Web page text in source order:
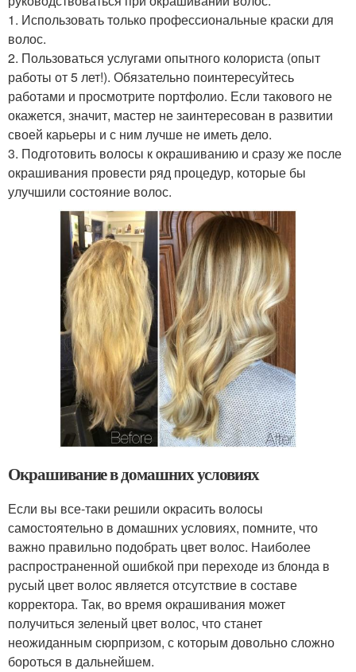
1. Использовать только профессиональные краски для
волос.
2. Пользоваться услугами опытного колориста (опыт
работы от 5 лет!). Обязательно поинтересуйтесь
работами и просмотрите портфолио. Если такового не
окажется, значит, мастер не заинтересован в развитии
своей карьеры и с ним лучше не иметь дело.
3. Подготовить волосы к окрашиванию и сразу же после
окрашивания провести ряд процедур, которые бы
улучшили состояние волос.
Окрашивание в домашних условиях
Если вы все-таки решили окрасить волосы
самостоятельно в домашних условиях, помните, что
важно правильно подобрать цвет волос. Наиболее
распространенной ошибкой при переходе из блонда в
русый цвет волос является отсутствие в составе
корректора. Так, во время окрашивания может
получиться зеленый цвет волос, что станет
неожиданным сюрпризом, с которым довольно сложно
бороться в дальнейшем.